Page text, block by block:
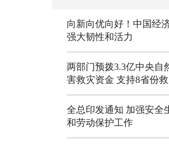
向新向优向好！中国经
强大韧性和活力
两部门预拨3.3亿中央自
害救灾资金 支持8省份
全总印发通知 加强安全
和劳动保护工作